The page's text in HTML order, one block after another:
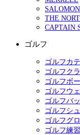
SALOMON
THE
CAPTAIN
ゴルフ
ゴルフカ
ゴルフク
ゴルフボ
ゴルフウ
ゴルフバ
ゴルフシ
ゴルフグ
ゴルフ練